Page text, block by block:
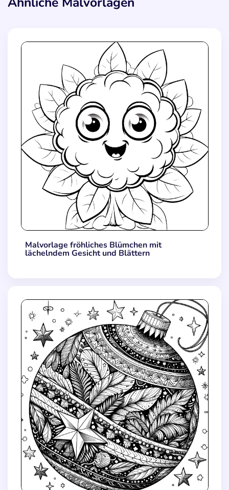
Malvorlage fröhliches Blümchen mit
lächelndem Gesicht und Blättern